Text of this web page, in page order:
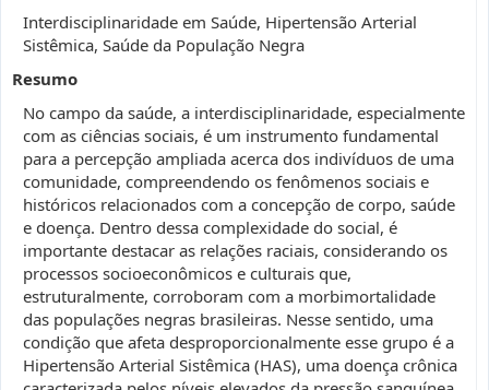
Interdisciplinaridade em Saúde, Hipertensão Arterial
Sistêmica, Saúde da População Negra
Resumo
No campo da saúde, a interdisciplinaridade, especialmente
com as ciências sociais, é um instrumento fundamental
para a percepção ampliada acerca dos indivíduos de uma
comunidade, compreendendo os fenômenos sociais e
históricos relacionados com a concepção de corpo, saúde
e doença. Dentro dessa complexidade do social, é
importante destacar as relações raciais, considerando os
processos socioeconômicos e culturais que,
estruturalmente, corroboram com a morbimortalidade
das populações negras brasileiras. Nesse sentido, uma
condição que afeta desproporcionalmente esse grupo é a
Hipertensão Arterial Sistêmica (HAS), uma doença crônica